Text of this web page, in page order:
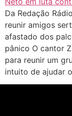
Da Redação
reunir amigos
afastado dos
pânico O cantor
para reunir um
intuito de ajudar